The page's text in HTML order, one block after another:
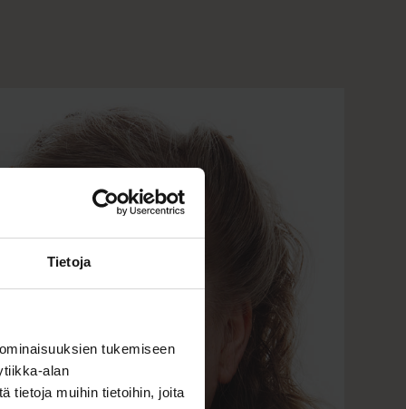
Tietoja
tukemiseen
alan
tietoja muihin tietoihin, joita